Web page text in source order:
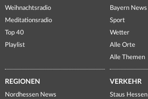
Weihnachtsradio
Meditationsradio
Top 40
Playlist
Bayern News
Sport
Wetter
Alle Orte
Alle Themen
REGIONEN
Nordhessen News
VERKEHR
Staus Hessen